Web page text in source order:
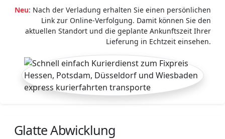
Neu: Nach der Verladung erhalten Sie einen persönlichen
Link zur Online-Verfolgung. Damit können Sie den
aktuellen Standort und die geplante Ankunftszeit Ihrer
Lieferung in Echtzeit einsehen.
Glatte Abwicklung